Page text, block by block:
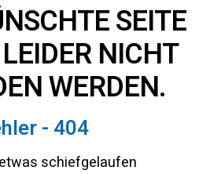
SEITE
NICHT
WERDEN.
- 404
schiefgelaufen